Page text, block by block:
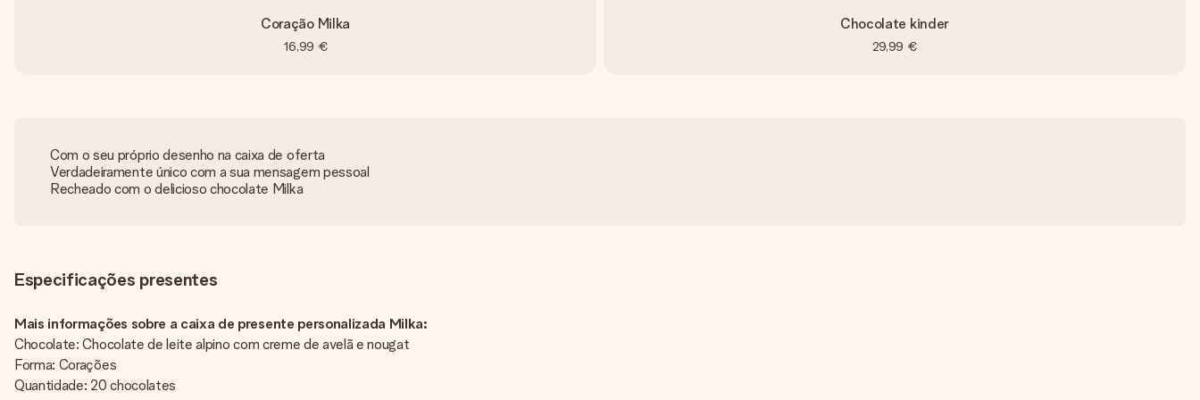
Coração Milka
16,99 €
Chocolate kinder
29,99 €
Com o seu próprio desenho na caixa de oferta
Verdadeiramente único com a sua mensagem pessoal
Recheado com o delicioso chocolate Milka
Especificações presentes
Mais informações sobre a caixa de presente personalizada Milka:
Chocolate: Chocolate de leite alpino com creme de avelã e nougat
Forma: Corações
Quantidade: 20 chocolates